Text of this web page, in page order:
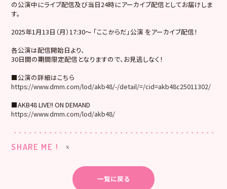
の公演中にライブ配信及び当日24時にアーカイブ配信としてお届けしま
す。
2025年1月13日（月）17:30～ 「ここからだ」公演 をアーカイブ配信！
各公演は配信開始日より、
30日間の期間限定配信となりますので、お見逃しなく！
■公演の詳細はこちら
https://www.dmm.com/lod/akb48/-/detail/=/cid=akb48c25011302/
■AKB48 LIVE!! ON DEMAND
https://www.dmm.com/lod/akb48/
SHARE ME !
一覧に戻る